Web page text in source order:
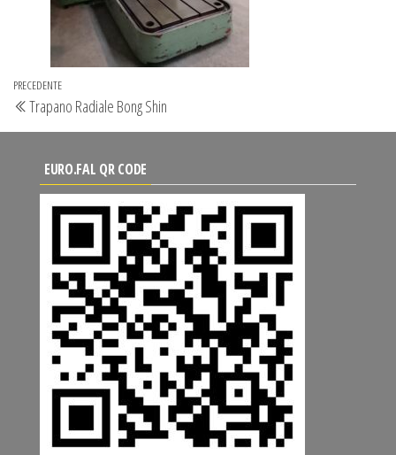
Navigazione
articoli
Articolo
precedente
PRECEDENTE
Trapano Radiale Bong Shin
EURO.FAL QR CODE